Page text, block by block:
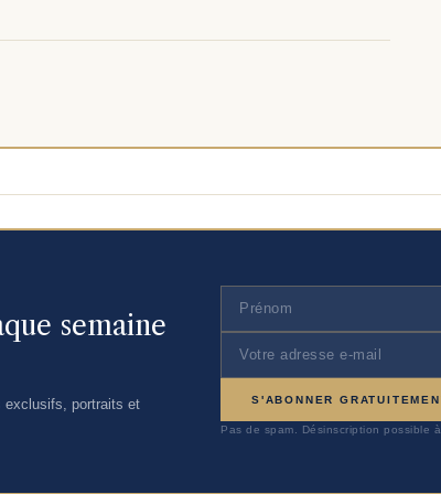
semaine
exclusifs, portraits et
S'ABONNER
Pas de spam. Désinscription possible